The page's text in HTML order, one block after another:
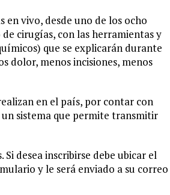
en vivo, desde uno de los ocho
cirugías, con las herramientas y
que se explicarán durante
dolor, menos incisiones, menos
en el país, por contar con
sistema que permite transmitir
desea inscribirse debe ubicar el
y le será enviado a su correo